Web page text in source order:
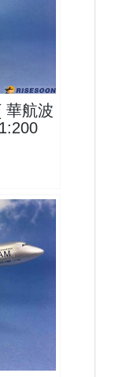
華航波